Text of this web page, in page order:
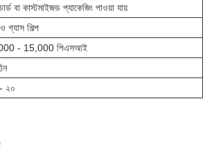
বা কাস্টমাইজড প্যাকেজিং পাওয়া যায়
গ্যাস শিল্প
- 15,000 পিএসআই
২০